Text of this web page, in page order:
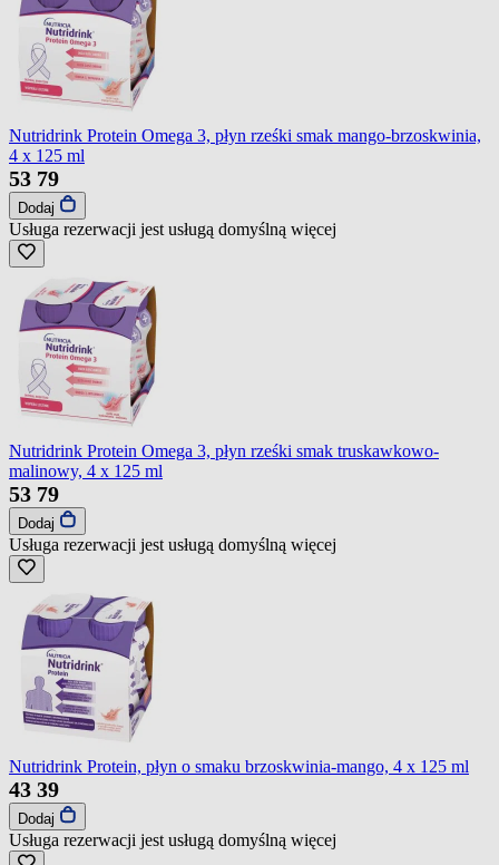
Nutridrink Protein Omega 3, płyn rześki smak mango-brzoskwinia,
4 x 125 ml
53 79
Dodaj
Usługa rezerwacji jest usługą domyślną więcej
Nutridrink Protein Omega 3, płyn rześki smak truskawkowo-
malinowy, 4 x 125 ml
53 79
Dodaj
Usługa rezerwacji jest usługą domyślną więcej
Nutridrink Protein, płyn o smaku brzoskwinia-mango, 4 x 125 ml
43 39
Dodaj
Usługa rezerwacji jest usługą domyślną więcej